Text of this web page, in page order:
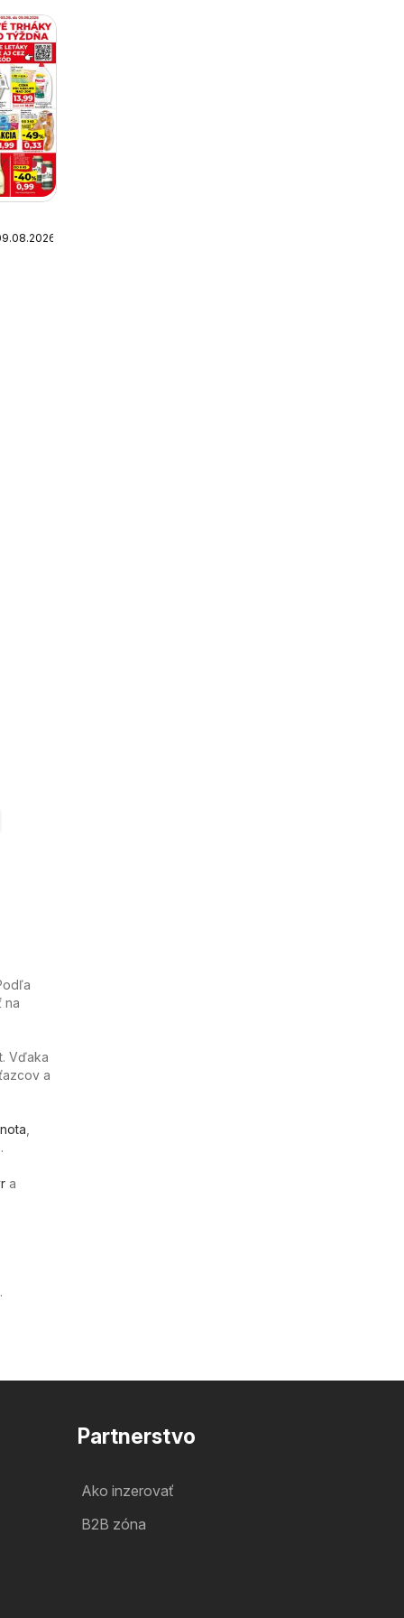
na
Vďaka
a
a
Partnerstvo
Ako inzerovať
B2B zóna